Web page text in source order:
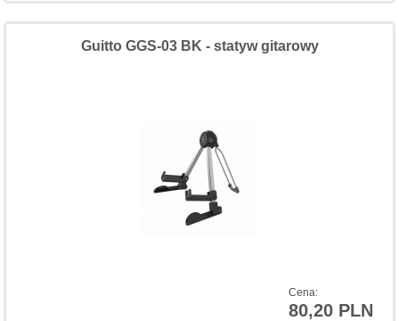
Cena:
80,20 PLN
Guitto GGS-03 BK - statyw gitarowy